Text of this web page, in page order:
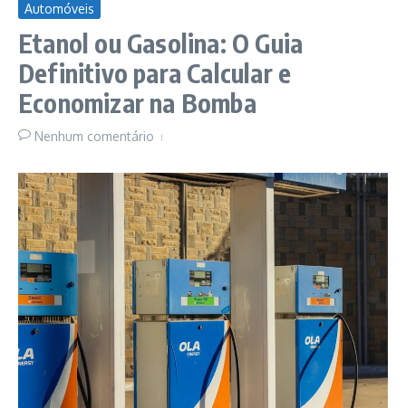
Automóveis
Etanol ou Gasolina: O Guia
Definitivo para Calcular e
Economizar na Bomba
Nenhum comentário